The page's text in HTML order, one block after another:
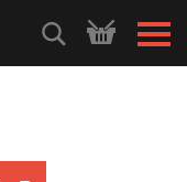
HLEDEJ